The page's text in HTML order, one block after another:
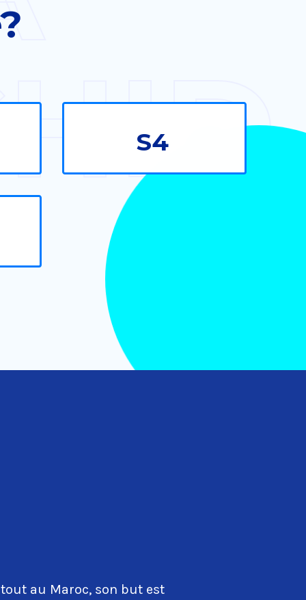
S4
au Maroc, son but est